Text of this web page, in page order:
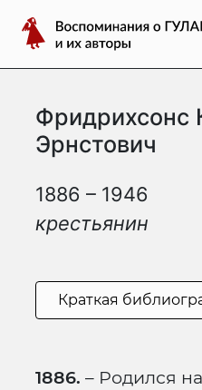
содержимому
Воспоминания
о
ГУЛАГе
их
авторы
Фридрихсонс
Эрнстович
1886 – 1946
крестьянин
Краткая
1886. – Родился